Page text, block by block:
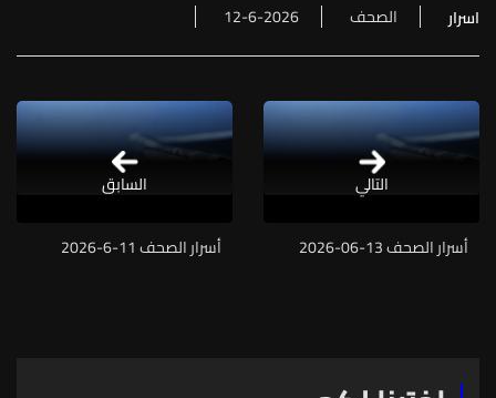
اسرار
الصحف 12-6-2026
التالي
أسرار الصحف 13-06-2026 أسرار الصحف 11-6-2026
السابق